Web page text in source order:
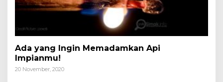
Ada yang Ingin Memadamkan Api
Impianmu!
20 November, 2020